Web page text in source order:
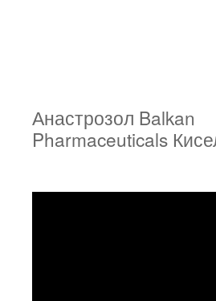
Анастрозол Balkan
Pharmaceuticals